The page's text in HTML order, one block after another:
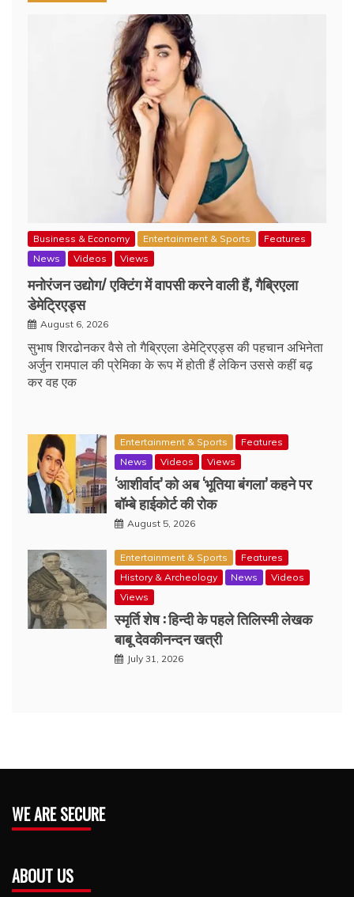
Business & Economy Entertainment & Sports
Features
News
Videos Views
मनोरंजन उद्योग/ एक्टिंग में वापसी करने वाली हैं, गैब्रिएला
डेमेट्रिएड्स
August 6, 2026
सुभाष शिरढोनकर वैसे तो गैब्रिएला डेमेट्रिएड्स की पहचान अभिनेता
अर्जुन रामपाल की प्रेमिका के रूप में होती हैं लेकिन उससे कहीं बढ़
कर वह एक
Entertainment & Sports
Features
News
Videos Views
‘आशीर्वाद’ को अब ‘भूतिया बंगला’ कहने पर
बॉम्बे हाईकोर्ट की रोक
August 5, 2026
Entertainment & Sports
Features
History & Archeology
News
Videos
Views
स्मृर्ति शेष : हिन्दी के पहले तिलिस्मी लेखक
बाबू देवकीनन्दन खत्री
July 31, 2026
WE ARE SECURE
ABOUT US